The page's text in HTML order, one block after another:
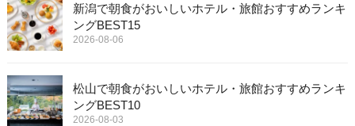
新潟で朝食がおいしいホテル・旅館おすすめランキ
ングBEST15
2026-08-06
松山で朝食がおいしいホテル・旅館おすすめランキ
ングBEST10
2026-08-03